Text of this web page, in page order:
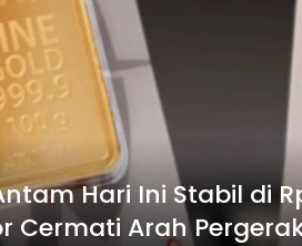
Hari Ini Stabil di
Cermati Arah